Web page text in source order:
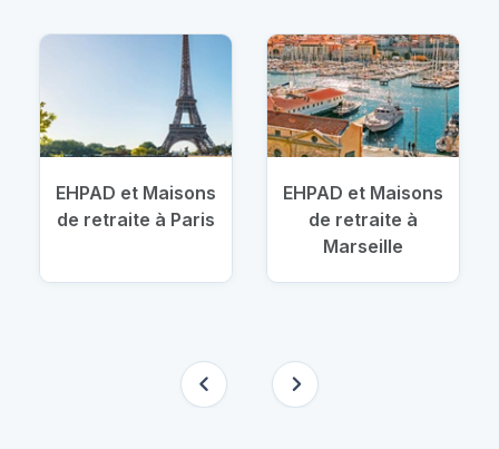
EHPAD et Maisons
de retraite à Paris
EHPAD et Maisons
de retraite à
Marseille